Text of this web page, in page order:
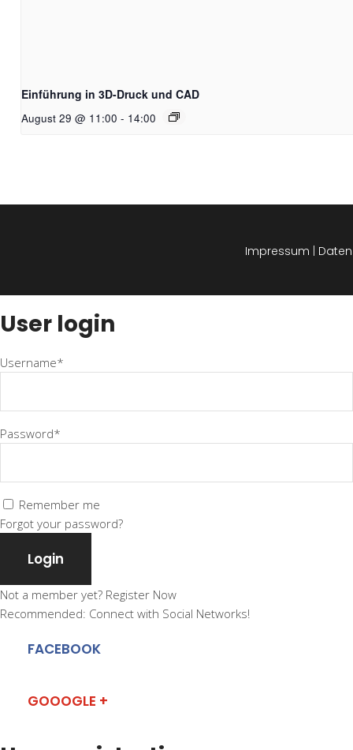
Einführung in 3D-Druck und CAD
August 29 @ 11:00 - 14:00
Impressum |
User login
Username*
Password*
Remember me
Forgot your password?
Login
Not a member yet? Register Now
Recommended: Connect with Social Networks!
FACEBOOK
GOOOGLE +